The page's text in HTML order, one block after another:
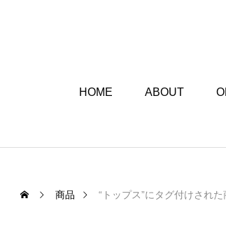
HOME ABOUT
商品 “トップス”にタグ付けされた